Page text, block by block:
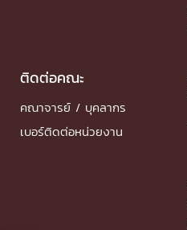
ติดต่อคณะ
คณาจารย์ / บุคลากร
เบอร์ติดต่อหน่วยงาน